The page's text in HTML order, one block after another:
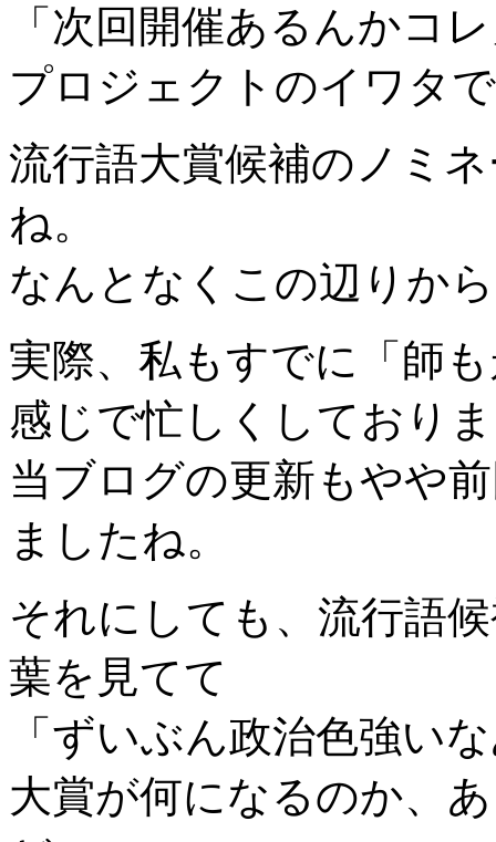
「次回開催あるんかコ
プロジェクトのイワタ
流行語大賞候補のノミ
ね。
なんとなくこの辺りか
実際、私もすでに「師
感じで忙しくしており
当ブログの更新もやや
ましたね。
それにしても、流行語
葉を見てて
「ずいぶん政治色強い
大賞が何になるのか、